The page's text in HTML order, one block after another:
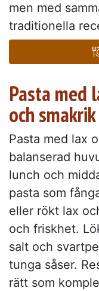
men med
traditionella
Pasta med
och
Pasta med lax
balanserad
lunch och
pasta som
eller rökt lax
och friskhet.
salt och
tunga såser.
rätt som